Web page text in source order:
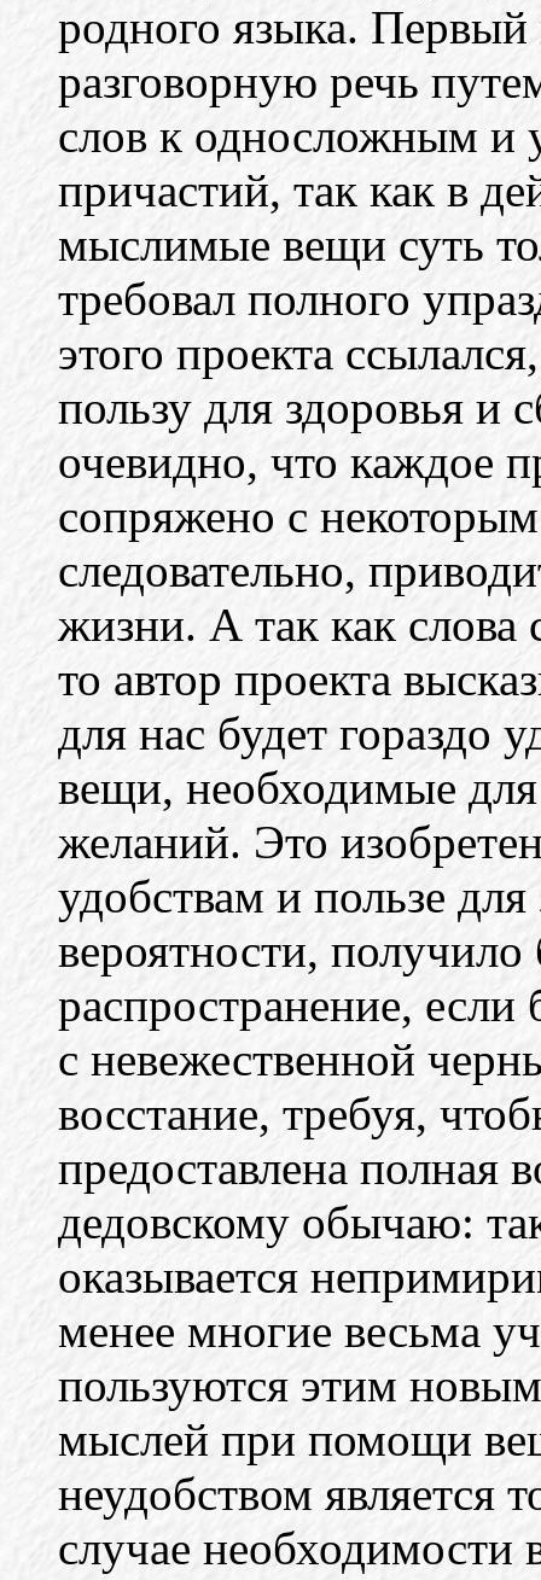
родного языка. Первый
разговорную речь
слов к односложным и
причастий, так как в
мыслимые вещи суть
требовал полного
этого проекта
пользу для здоровья и
очевидно, что каждое
сопряжено с
следовательно,
жизни. А так как слова
то автор проекта
для нас будет гораздо
вещи, необходимые
желаний. Это
удобствам и пользе
вероятности,
распространение,
с невежественной
восстание, требуя,
предоставлена полная
дедовскому обычаю:
оказывается
менее многие весьма
пользуются этим
мыслей при помощи
неудобством является
случае необходимости